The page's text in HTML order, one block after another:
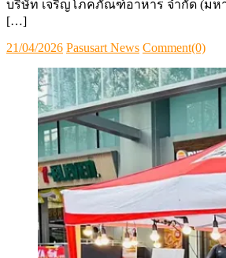
บริษัท เจริญโภคภัณฑ์อาหาร จำกัด (มห
[…]
Posted
21/04/2026 Author
Pasusart News Comment(0)